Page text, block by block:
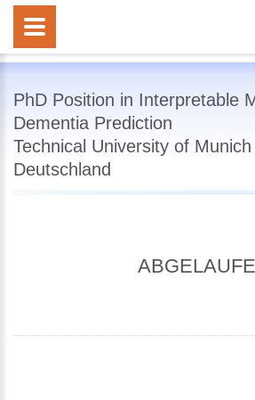
PhD Position in Interpretable
Dementia Prediction
Technical University of Munich
Deutschland